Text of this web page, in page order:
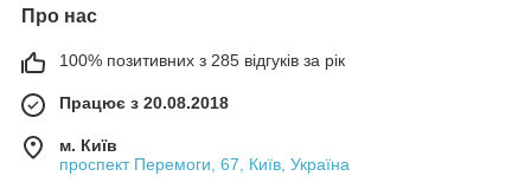
Він дозволяє зберігати товари, які швидко псуються, так, як
гастрономічні вітрини демонструють товари в найкращому
вигляді, а також служать прикрасою інтер'єру.
Основні критерії, за якими вибирають
холодильні вітрини
Про нас
100% позитивних з 285 відгуків за рік
Працює з 20.08.2018
м. Київ
проспект Перемоги, 67, Київ, Україна